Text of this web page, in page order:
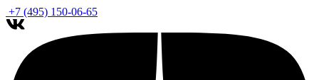
+7 (495) 150-06-65